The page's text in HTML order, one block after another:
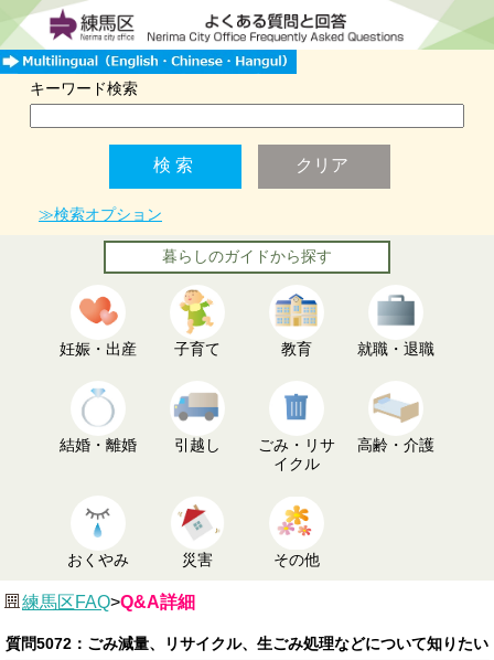
キーワード検索
≫検索オプション
暮らしのガイドから探す
妊娠・出産 子育て 教育 就職・退職
結婚・離婚 引越し
ごみ・リサ
イクル
高齢・介護
おくやみ 災害 その他
練馬区FAQ>Q&A詳細
質問5072：ごみ減量、リサイクル、生ごみ処理などについて知りたい